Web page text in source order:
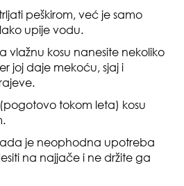
peškirom, već je samo
upije vodu.
vlažnu kosu nanesite nekoliko
joj daje mekoću, sjaj i
tokom leta) kosu
je neophodna upotreba
na najjače i ne držite ga